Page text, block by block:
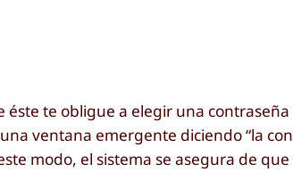
te obligue a elegir una
ventana emergente diciendo “la
modo, el sistema se asegura de